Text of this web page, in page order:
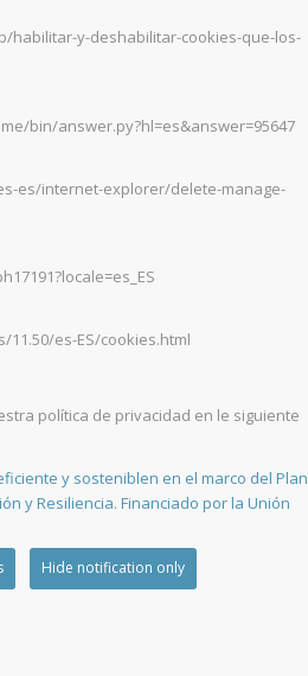
habilitar-y-deshabilitar-cookies-que-los-
bin/answer.py?hl=es&answer=95647
es/internet-explorer/delete-manage-
es-ES/cookies.html
política de privacidad en le siguiente
y sosteniblen en el marco del Plan
y Resiliencia. Financiado por la Unión
Hide notification only